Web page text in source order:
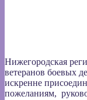
Нижегородская
ветеранов боевых
искренне
пожеланиям,